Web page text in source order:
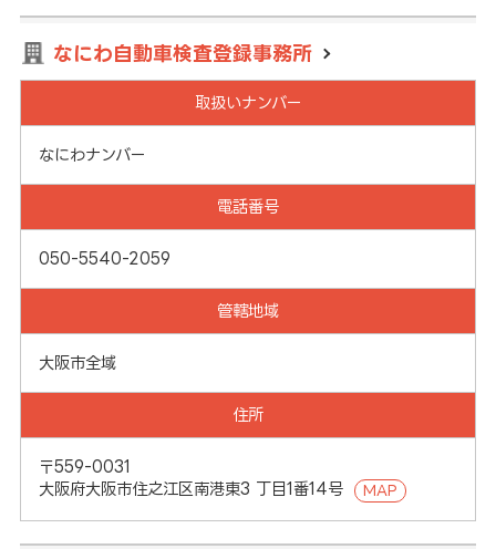
なにわ自動車検査登録事務所
取扱いナンバー
なにわナンバー
電話番号
050-5540-2059
管轄地域
大阪市全域
住所
〒559-0031
大阪府大阪市住之江区南港東3 丁目1番14号
MAP